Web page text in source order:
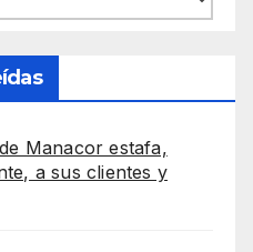
Manacor estafa,
a sus clientes y